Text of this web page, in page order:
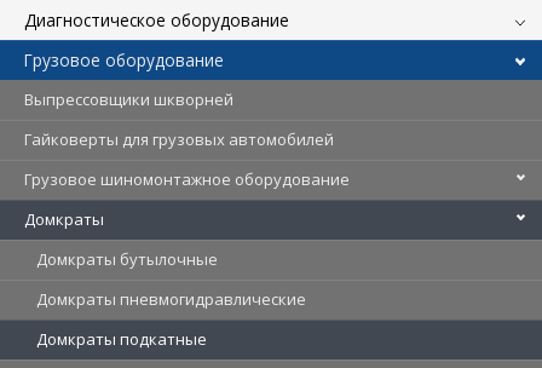
Диагностическое оборудование
Грузовое оборудование
Выпрессовщики шкворней
Гайковерты для грузовых автомобилей
Грузовое шиномонтажное оборудование
Домкраты
Домкраты бутылочные
Домкраты пневмогидравлические
Домкраты подкатные